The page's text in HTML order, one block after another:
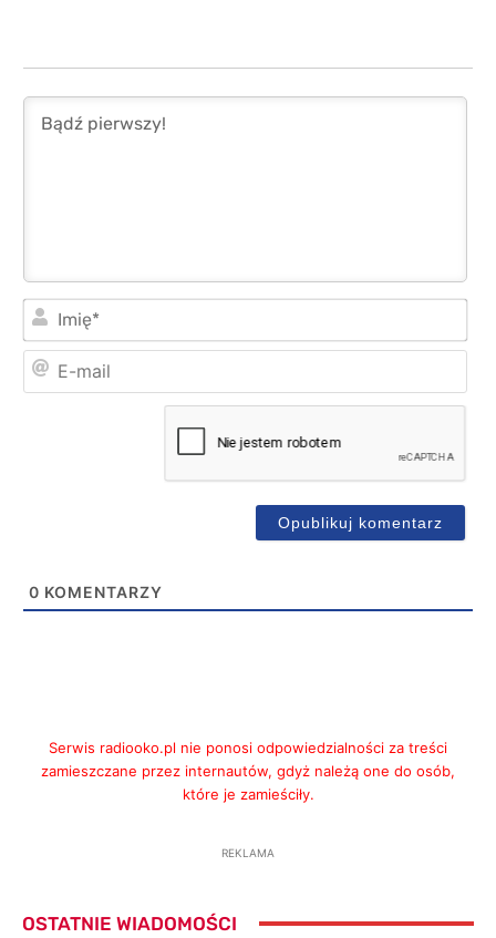
0 KOMENTARZY
Serwis radiooko.pl nie ponosi odpowiedzialności za treści
zamieszczane przez internautów, gdyż należą one do osób,
które je zamieściły.
REKLAMA
OSTATNIE WIADOMOŚCI